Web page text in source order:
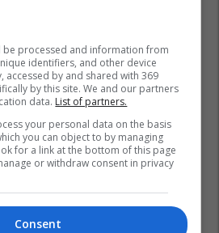
Dialogu Kosovë-Serbi
be processed and information from
identifiers, and other device
accessed by and shared with 369
by this site. We and our partners
data. List of partners.
your personal data on the basis
you can object to by managing
for a link at the bottom of this page
or withdraw consent in privacy
Consent